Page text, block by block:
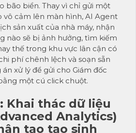
bão biển. Thay vì chỉ gửi một
cảm lên màn hình, AI Agent
sản xuất của nhà máy, nhận
nào sẽ bị ảnh hưởng, tìm kiếm
thế trong khu vực lân cận có
phí chênh lệch và soạn sẵn
xử lý để gửi cho Giám đốc
một cú click chuột.
Khai thác dữ liệu
Analytics)
tạo tạo sinh